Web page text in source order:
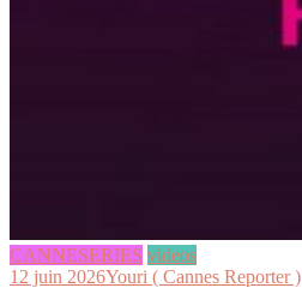
CANNESERIES videos
12 juin 2026Youri ( Cannes Reporter )